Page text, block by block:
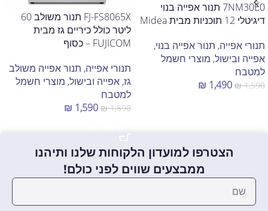
7NM30E0 תנור אפייה בנוי
דיגיטלי 12 תוכניות מבית Midea
תנורי אפייה, תנור אפייה בנוי,
אפייה ובישול, מוצרי חשמל
למטבח
₪1,590
₪ 1,490
FJ-FS8065X תנור משולב 60
ליטר כולל כיריים גז מבית
FUJICOM – כסוף
תנורי אפייה, תנור אפייה משולב
גז, אפייה ובישול, מוצרי חשמל
למטבח
₪1,890
₪ 1,590
הצטרפו למועדון הלקוחות שלנו ותיהנו
ממבצעים שווים לפני כולם!